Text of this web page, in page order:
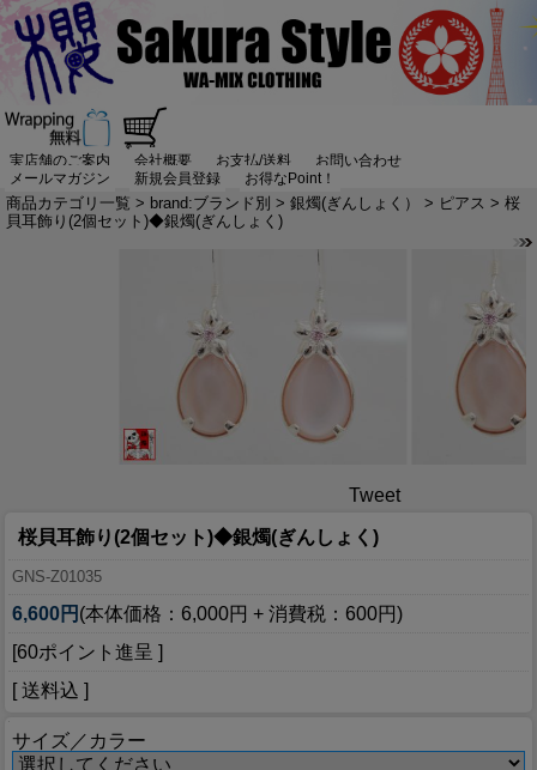
実店舗のご案内 会社概要 お支払/送料
お問い合わせ
メールマガジン
新規会員登録 お得なPoint！
商品カテゴリ一覧 > brand:ブランド別 > 銀燭(ぎんしょく） > ピアス > 桜
貝耳飾り(2個セット)◆銀燭(ぎんしょく)
Tweet
桜貝耳飾り(2個セット)◆銀燭(ぎんしょく)
GNS-Z01035
6,600円 (本体価格：6,000円 + 消費税：600円)
[60ポイント進呈 ]
[ 送料込 ]
サイズ／カラー